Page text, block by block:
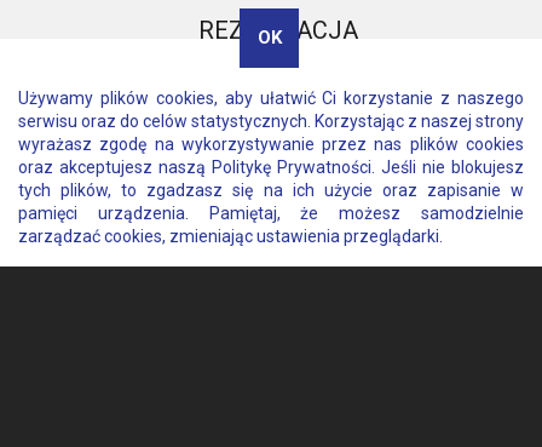
REZERWACJA
KONTAKT
Używamy plików cookies, aby ułatwić Ci korzystanie z naszego
serwisu oraz do celów statystycznych. Korzystając z naszej strony
wyrażasz zgodę na wykorzystywanie przez nas plików cookies
oraz akceptujesz naszą Politykę Prywatności . Jeśli nie blokujesz
tych plików, to zgadzasz się na ich użycie oraz zapisanie w
pamięci urządzenia. Pamiętaj, że możesz samodzielnie
zarządzać cookies, zmieniając ustawienia przeglądarki.
OK